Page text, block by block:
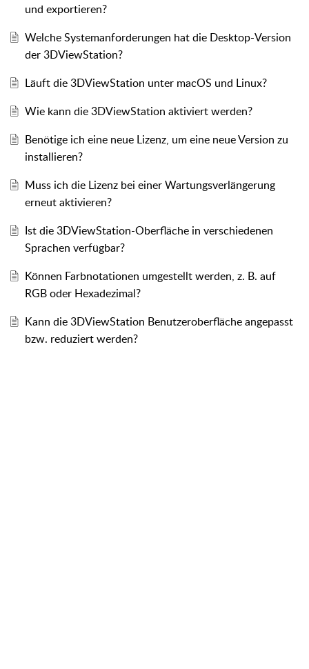
und exportieren?
Welche Systemanforderungen hat die Desktop-Version
der 3DViewStation?
Läuft die 3DViewStation unter macOS und Linux?
Wie kann die 3DViewStation aktiviert werden?
Benötige ich eine neue Lizenz, um eine neue Version zu
installieren?
Muss ich die Lizenz bei einer Wartungsverlängerung
erneut aktivieren?
Ist die 3DViewStation-Oberfläche in verschiedenen
Sprachen verfügbar?
Können Farbnotationen umgestellt werden, z. B. auf
RGB oder Hexadezimal?
Kann die 3DViewStation Benutzeroberfläche angepasst
bzw. reduziert werden?